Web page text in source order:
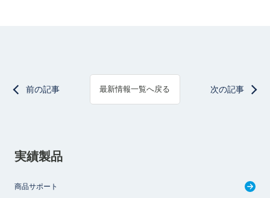
前の記事 最新情報一覧へ戻る 次の記事
実績製品
商品サポート